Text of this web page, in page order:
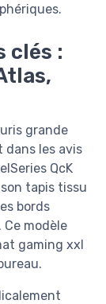
clés :
grande
les avis
QcK
tapis tissu
bords
modèle
gaming xxl